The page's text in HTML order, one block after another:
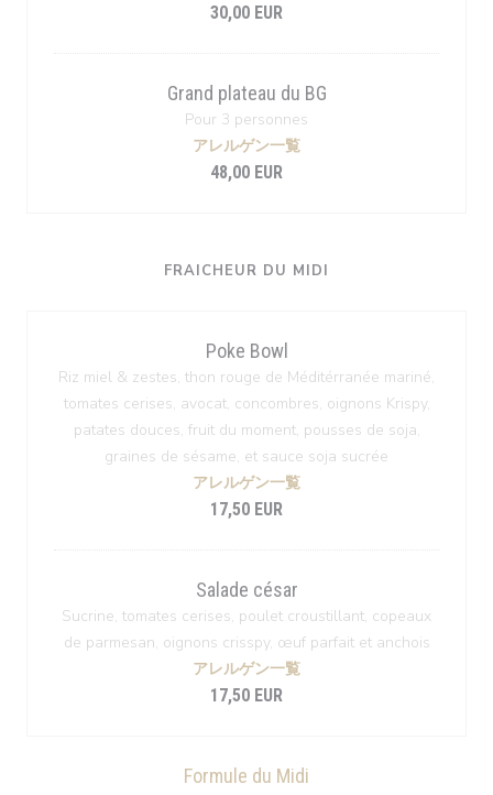
30,00 EUR
Grand plateau du BG
Pour 3 personnes
アレルゲン一覧
48,00 EUR
FRAICHEUR DU MIDI
Poke Bowl
Riz miel & zestes, thon rouge de Méditérranée mariné,
tomates cerises, avocat, concombres, oignons Krispy,
patates douces, fruit du moment, pousses de soja,
graines de sésame, et sauce soja sucrée
アレルゲン一覧
17,50 EUR
Salade césar
Sucrine, tomates cerises, poulet croustillant, copeaux
de parmesan, oignons crisspy, œuf parfait et anchois
アレルゲン一覧
17,50 EUR
Formule du Midi